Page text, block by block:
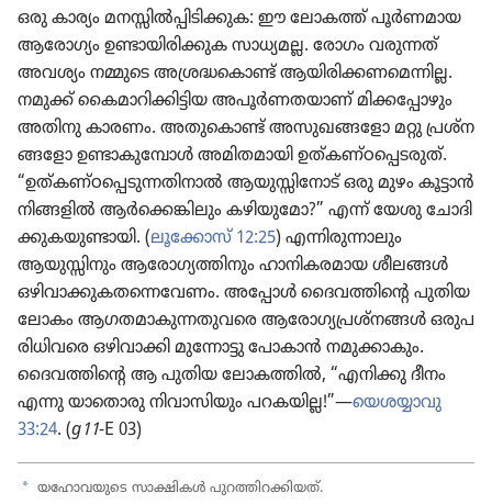
ഒരു കാര്യം മനസ്സിൽപ്പി​ടി​ക്കുക: ഈ ലോകത്ത്‌ പൂർണ​മായ
ആരോ​ഗ്യം ഉണ്ടായി​രി​ക്കുക സാധ്യമല്ല. രോഗം വരുന്നത്‌
അവശ്യം നമ്മുടെ അശ്രദ്ധകൊണ്ട്‌ ആയിരി​ക്ക​ണമെ​ന്നില്ല.
നമുക്ക്‌ കൈമാ​റി​ക്കി​ട്ടിയ അപൂർണ​ത​യാണ്‌ മിക്ക​പ്പോ​ഴും
അതിനു കാരണം. അതു​കൊണ്ട്‌ അസുഖ​ങ്ങ​ളോ മറ്റു പ്രശ്‌ന​
ങ്ങ​ളോ ഉണ്ടാകുമ്പോൾ അമിത​മാ​യി ഉത്‌ക​ണ്‌ഠപ്പെ​ട​രുത്‌.
“ഉത്‌ക​ണ്‌ഠപ്പെ​ടു​ന്ന​തി​നാൽ ആയുസ്സിനോട്‌ ഒരു മുഴം കൂട്ടാൻ
നിങ്ങളിൽ ആർക്കെ​ങ്കി​ലും കഴിയു​മോ?” എന്ന്‌ യേശു ചോദി​
ക്കു​ക​യു​ണ്ടാ​യി. (ലൂക്കോസ്‌ 12:25) എന്നിരു​ന്നാ​ലും
ആയുസ്സി​നും ആരോ​ഗ്യ​ത്തി​നും ഹാനി​ക​ര​മായ ശീലങ്ങൾ
ഒഴിവാ​ക്കു​ക​തന്നെവേണം. അപ്പോൾ ദൈവ​ത്തി​ന്റെ പുതിയ
ലോകം ആഗതമാ​കു​ന്ന​തു​വരെ ആരോ​ഗ്യപ്ര​ശ്‌നങ്ങൾ ഒരുപ​
രി​ധി​വരെ ഒഴിവാ​ക്കി മുന്നോ​ട്ടു പോകാൻ നമുക്കാ​കും.
ദൈവ​ത്തി​ന്റെ ആ പുതിയ ലോക​ത്തിൽ, “എനിക്കു ദീനം
എന്നു യാതൊ​രു നിവാ​സി​യും പറകയില്ല!”—യെശയ്യാ​വു
33:24. (g11-E 03)
a യഹോവയുടെ സാക്ഷികൾ പുറത്തി​റ​ക്കി​യത്‌.